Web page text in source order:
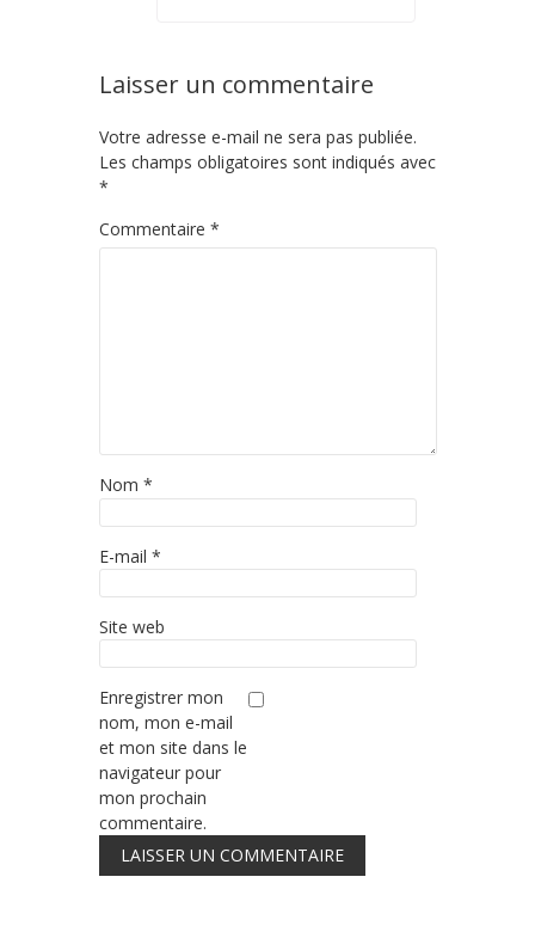
Laisser un commentaire
Votre adresse e-mail ne sera pas publiée.
Les champs obligatoires sont indiqués avec
*
Commentaire *
Nom *
E-mail *
Site web
Enregistrer mon
nom, mon e-mail
et mon site dans le
navigateur pour
mon prochain
commentaire.